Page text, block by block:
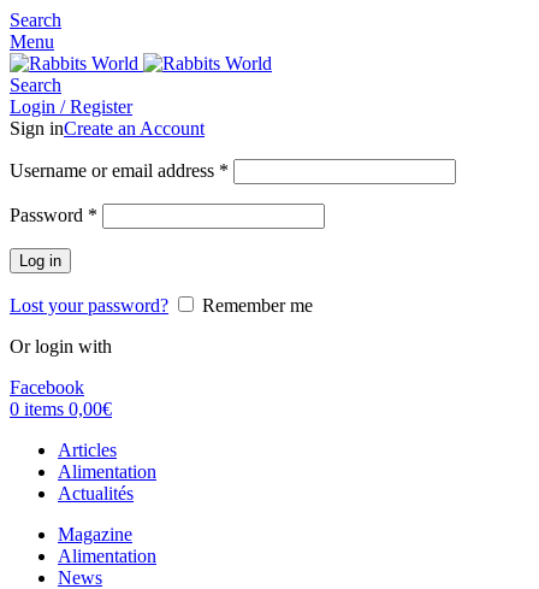
Search
Menu
Search
Login / Register
Sign inCreate an Account
Username or email address *
Password *
Log in
Lost your password?
Remember me
Or login with
Facebook
0 items 0,00€
Articles
Alimentation
Actualités
Magazine
Alimentation
News